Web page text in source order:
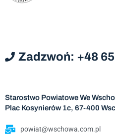
Zadzwoń: +48
Starostwo Powiatowe We
Plac Kosynierów 1c, 67-400
powiat@wschowa.com.pl